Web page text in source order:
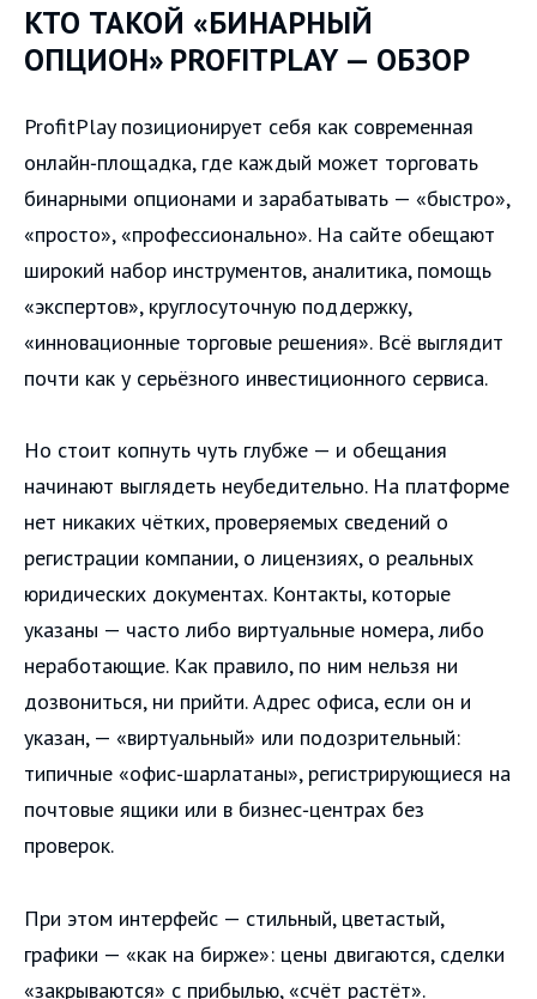
КТО ТАКОЙ «БИНАРНЫЙ
ОПЦИОН» PROFITPLAY — ОБЗОР
ProfitPlay позиционирует себя как современная
онлайн‑площадка, где каждый может торговать
бинарными опционами и зарабатывать — «быстро»,
«просто», «профессионально». На сайте обещают
широкий набор инструментов, аналитика, помощь
«экспертов», круглосуточную поддержку,
«инновационные торговые решения». Всё выглядит
почти как у серьёзного инвестиционного сервиса.
Но стоит копнуть чуть глубже — и обещания
начинают выглядеть неубедительно. На платформе
нет никаких чётких, проверяемых сведений о
регистрации компании, о лицензиях, о реальных
юридических документах. Контакты, которые
указаны — часто либо виртуальные номера, либо
неработающие. Как правило, по ним нельзя ни
дозвониться, ни прийти. Адрес офиса, если он и
указан, — «виртуальный» или подозрительный:
типичные «офис‑шарлатаны», регистрирующиеся на
почтовые ящики или в бизнес‑центрах без
проверок.
При этом интерфейс — стильный, цветастый,
графики — «как на бирже»: цены двигаются, сделки
«закрываются» с прибылью, «счёт растёт».